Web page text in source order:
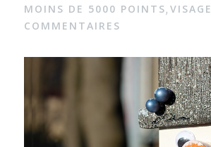
MOINS DE 5000 POINTS,VISAGE
COMMENTAIRES